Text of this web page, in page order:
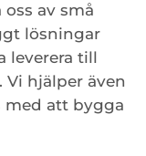
av små
lösningar
leverera till
hjälper även
med att bygga